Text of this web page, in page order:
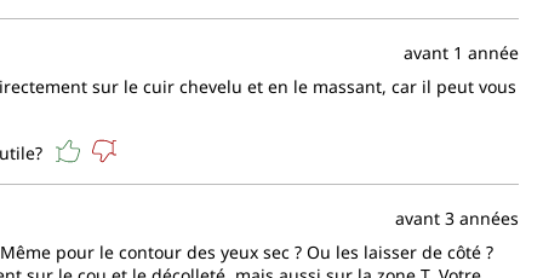
avant 1 année
sur le cuir chevelu et en le massant, car il peut vous
avant 3 années
pour le contour des yeux sec ? Ou les laisser de côté ?